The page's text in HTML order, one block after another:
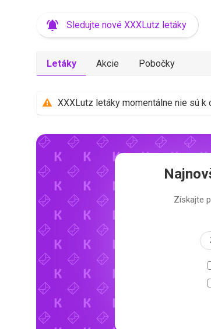
Sledujte nové XXXLutz letáky
Letáky Akcie Pobočky
XXXLutz letáky momentálne nie sú k
Získajte